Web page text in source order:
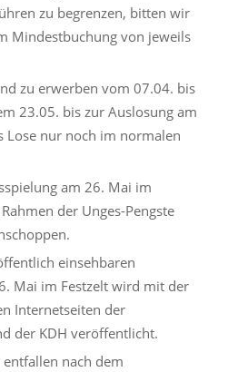
zu begrenzen, bitten wir
Mindestbuchung von jeweils
zu erwerben vom 07.04. bis
23.05. bis zur Auslosung am
Lose nur noch im normalen
am 26. Mai im
der Unges-Pengste
einsehbaren
Mai im Festzelt wird mit der
Internetseiten der
der KDH veröffentlicht.
nach dem